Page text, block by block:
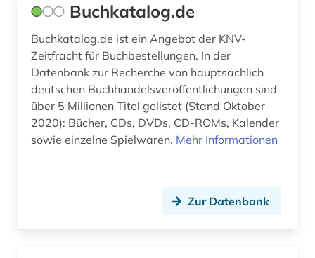
Buchkatalog.de
Buchkatalog.de ist ein Angebot der KNV-
Zeitfracht für Buchbestellungen. In der
Datenbank zur Recherche von hauptsächlich
deutschen Buchhandelsveröffentlichungen sind
über 5 Millionen Titel gelistet (Stand Oktober
2020): Bücher, CDs, DVDs, CD-ROMs, Kalender
sowie einzelne Spielwaren. Mehr Informationen
Zur Datenbank